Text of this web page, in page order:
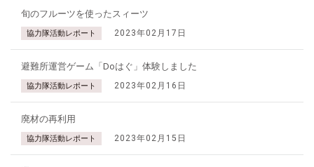
旬のフルーツを使ったスィーツ
協力隊活動レポート 2023年02月17日
避難所運営ゲーム「Doはぐ」体験しました
協力隊活動レポート 2023年02月16日
廃材の再利用
協力隊活動レポート 2023年02月15日